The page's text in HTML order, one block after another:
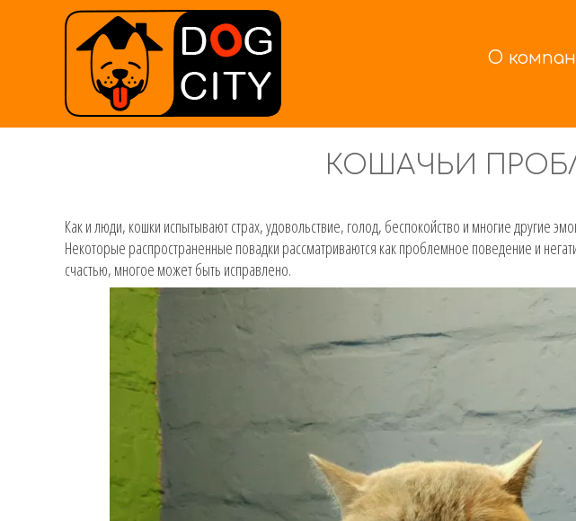
О
КОШАЧЬИ
Как и люди, кошки испытывают страх, удовольствие, голод, беспокойство и многие другие
Некоторые распространенные повадки рассматриваются как проблемное поведение и
счастью, многое может быть исправлено.